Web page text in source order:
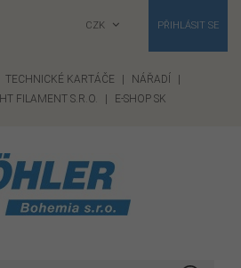
PŘIHLÁSIT SE
CZK
TECHNICKÉ KARTÁČE NÁŘADÍ
HT FILAMENT S.R.O. E-SHOP SK